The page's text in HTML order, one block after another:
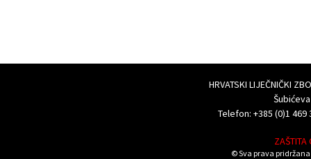
HRVATSKI LIJEČNIČKI
Telefon: +385 (0)1 469
ZAŠTITA
© Sva prava